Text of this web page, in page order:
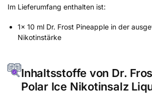
Im Lieferumfang enthalten ist:
1x 10 ml Dr. Frost Pineapple in der
Nikotinstärke
Inhaltsstoffe von Dr.
Polar Ice Nikotinsalz